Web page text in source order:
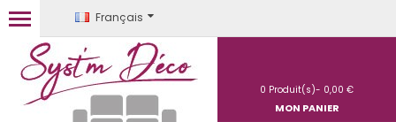
Français
0 Produit(s)- 0,00 €
MON PANIER